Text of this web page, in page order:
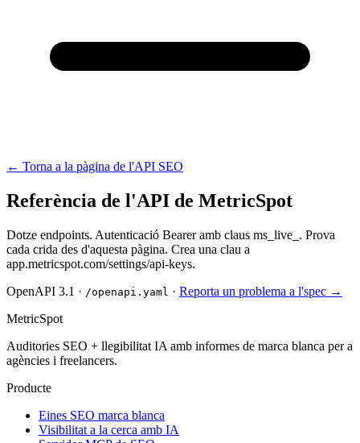
← Torna a la pàgina de l'API SEO
Referència de l'API de MetricSpot
Dotze endpoints. Autenticació Bearer amb claus ms_live_. Prova
cada crida des d'aquesta pàgina. Crea una clau a
app.metricspot.com/settings/api-keys.
OpenAPI 3.1 · /openapi.yaml · Reporta un problema a l'spec →
MetricSpot
Auditories SEO + llegibilitat IA amb informes de marca blanca per a
agències i freelancers.
Producte
Eines SEO marca blanca
Visibilitat a la cerca amb IA